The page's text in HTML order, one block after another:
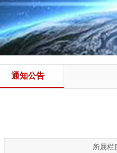
通知公告
所属